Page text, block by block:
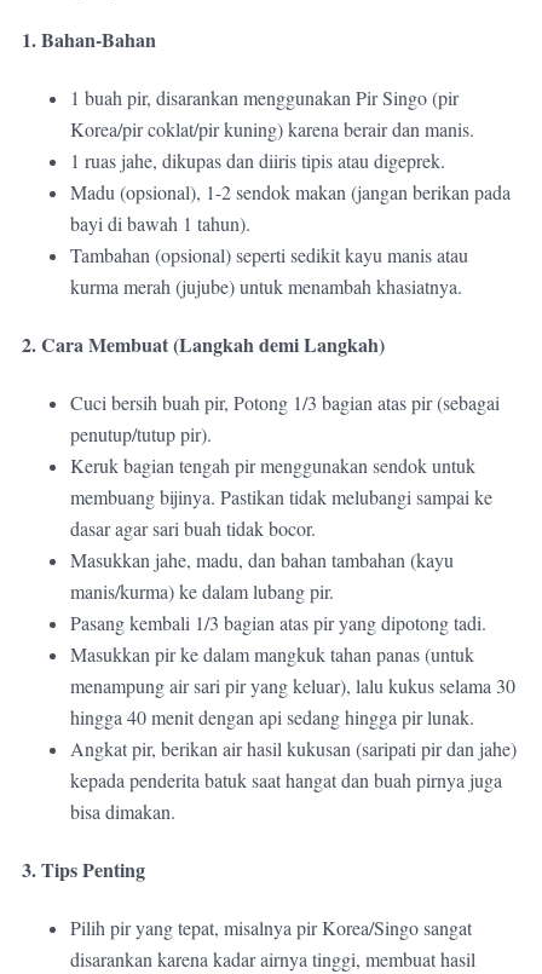
1. Bahan-Bahan
1 buah pir, disarankan menggunakan Pir Singo (pir
Korea/pir coklat/pir kuning) karena berair dan manis.
1 ruas jahe, dikupas dan diiris tipis atau digeprek.
Madu (opsional), 1-2 sendok makan (jangan berikan pada
bayi di bawah 1 tahun).
Tambahan (opsional) seperti sedikit kayu manis atau
kurma merah (jujube) untuk menambah khasiatnya.
2. Cara Membuat (Langkah demi Langkah)
Cuci bersih buah pir, Potong 1/3 bagian atas pir (sebagai
penutup/tutup pir).
Keruk bagian tengah pir menggunakan sendok untuk
membuang bijinya. Pastikan tidak melubangi sampai ke
dasar agar sari buah tidak bocor.
Masukkan jahe, madu, dan bahan tambahan (kayu
manis/kurma) ke dalam lubang pir.
Pasang kembali 1/3 bagian atas pir yang dipotong tadi.
Masukkan pir ke dalam mangkuk tahan panas (untuk
menampung air sari pir yang keluar), lalu kukus selama 30
hingga 40 menit dengan api sedang hingga pir lunak.
Angkat pir, berikan air hasil kukusan (saripati pir dan jahe)
kepada penderita batuk saat hangat dan buah pirnya juga
bisa dimakan.
3. Tips Penting
Pilih pir yang tepat, misalnya pir Korea/Singo sangat
disarankan karena kadar airnya tinggi, membuat hasil